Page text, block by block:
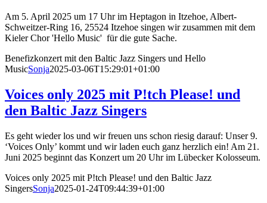
Am 5. April 2025 um 17 Uhr im Heptagon in Itzehoe, Albert-
Schweitzer-Ring 16, 25524 Itzehoe singen wir zusammen mit dem
Kieler Chor 'Hello Music' für die gute Sache.
Benefizkonzert mit den Baltic Jazz Singers und Hello
MusicSonja2025-03-06T15:29:01+01:00
Voices only 2025 mit P!tch Please! und
den Baltic Jazz Singers
Es geht wieder los und wir freuen uns schon riesig darauf: Unser 9.
‘Voices Only’ kommt und wir laden euch ganz herzlich ein! Am 21.
Juni 2025 beginnt das Konzert um 20 Uhr im Lübecker Kolosseum.
Voices only 2025 mit P!tch Please! und den Baltic Jazz
SingersSonja2025-01-24T09:44:39+01:00